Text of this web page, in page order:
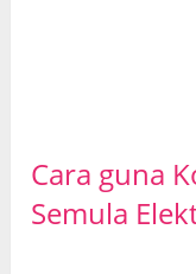
Cara guna
Semula